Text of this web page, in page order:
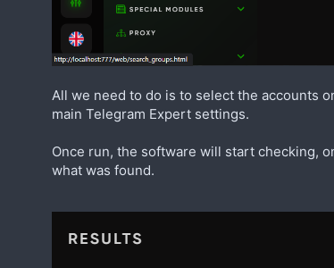
All we need to do is to select the accounts
main Telegram Expert settings.
Once run, the software will start checking,
what was found.